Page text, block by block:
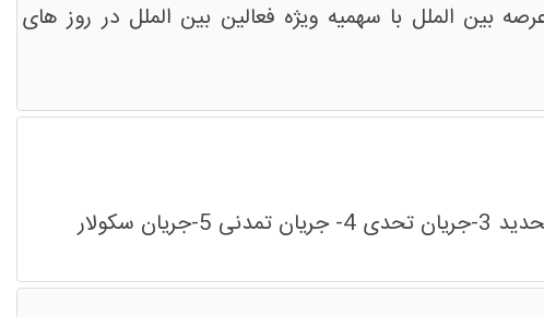
بین الملل با سهمیه ویژه فعالین بین الملل در روز های